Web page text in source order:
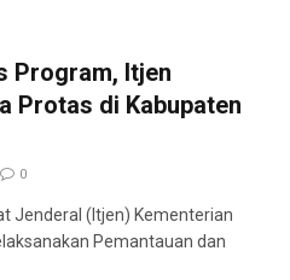
Program, Itjen
Protas di Kabupaten
0
Jenderal (Itjen) Kementerian
Pemantauan dan